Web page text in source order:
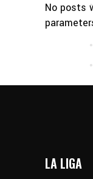
No posts
LA LIGA